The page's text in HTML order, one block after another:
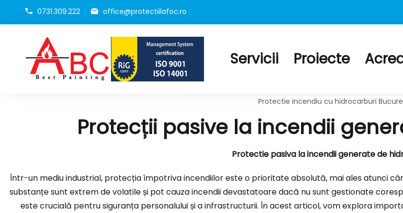
0731.309.222 office@protectiilafoc.ro
Protectie la foc tubulaturi de ventilatie,
Geamuri antifoc, Mortar si Torcret rezistent la foc
Servicii Proiecte
Protectie incendiu cu hidrocarburi
Protecții pasive la incendii
Protectie pasiva la incendii generate de
Într-un mediu industrial, protecția împotriva incendiilor este o prioritate absolută, mai ales atunci
substanțe sunt extrem de volatile și pot cauza incendii devastatoare dacă nu sunt gestionate
este crucială pentru siguranța personalului și a infrastructurii. În acest articol, vom explora